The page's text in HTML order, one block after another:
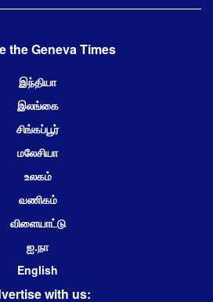
the Geneva Times
இந்தியா
இலங்கை
சிங்கப்பூர்
மலேசியா
உலகம்
வணிகம்
விளையாட்டு
ஐ.நா
English
with us: